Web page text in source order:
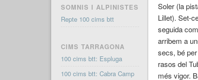
Soler (la
Lillet). Set-
seguida
arribem a
secs, bé
rasos del
més vigor.
SOMNIS I ALPINISTES
Repte 100 cims btt
CIMS TARRAGONA
100 cims btt: Espluga
100 cims btt: Cabra Camp